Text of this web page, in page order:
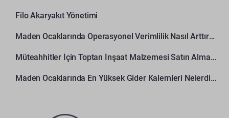
Filo Akaryakıt Yönetimi
Maden Ocaklarında Operasyonel Verimlilik Nasıl Arttırılır?
Müteahhitler İçin Toptan İnşaat Malzemesi Satın Alma Rehberi
Maden Ocaklarında En Yüksek Gider Kalemleri Nelerdir?